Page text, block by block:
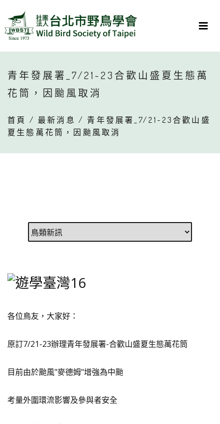
青年發展署_7/21-23合歡山盛夏生態萬
花筒，因颱風取消
首頁 / 最新消息 / 青年發展署_7/21-23合歡山盛
夏生態萬花筒，因颱風取消
各位鳥友，大家好：
原訂7/21-23辦理青年發展署-合歡山盛夏生態萬花筒
目前由於颱風"麥德姆"增強為中颱
考量外圍環流影響及參與者安全